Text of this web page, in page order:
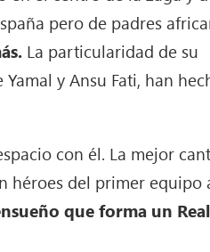
pero de padres
La particularidad de su
y Ansu Fati, han
con él. La mejor
héroes del primer equipo
que forma un Real